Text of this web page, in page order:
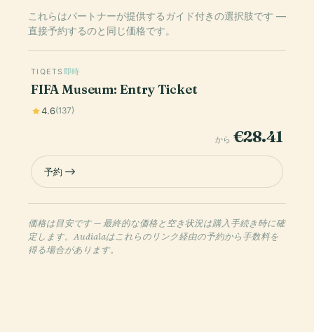
これらはパートナーが提供するガイド付きの選択肢です —
直接予約するのと同じ価格です。
TIQETS 即時
FIFA Museum: Entry Ticket
4.6(137)
から €28.41
予約
価格は目安です — 最終的な価格と空き状況は購入手続き時に確
定します。Audialaはこれらのリンク経由の予約から手数料を
得る場合があります。